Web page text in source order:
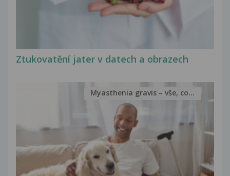
Ztukovatění jater v datech a obrazech
Myasthenia gravis – vše, co...